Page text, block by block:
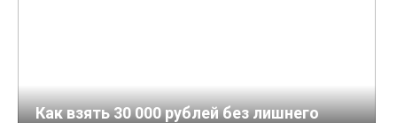
Как взять 30 000 рублей без лишнего